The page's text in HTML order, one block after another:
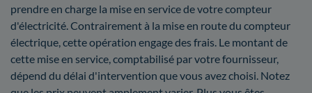
prendre en charge la mise en service de votre compteur
d'électricité. Contrairement à la mise en route du compteur
électrique, cette opération engage des frais. Le montant de
cette mise en service, comptabilisé par votre fournisseur,
dépend du délai d'intervention que vous avez choisi. Notez